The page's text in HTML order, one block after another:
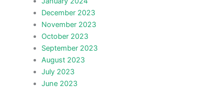
December 2023
November 2023
October 2023
September 2023
August 2023
July 2023
June 2023